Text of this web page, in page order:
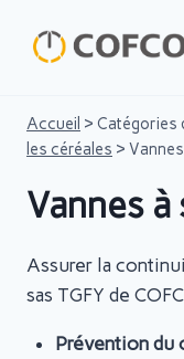
Accueil > Catégories
les céréales >
Vannes à
Assurer la
sas TGFY de
Prévention du